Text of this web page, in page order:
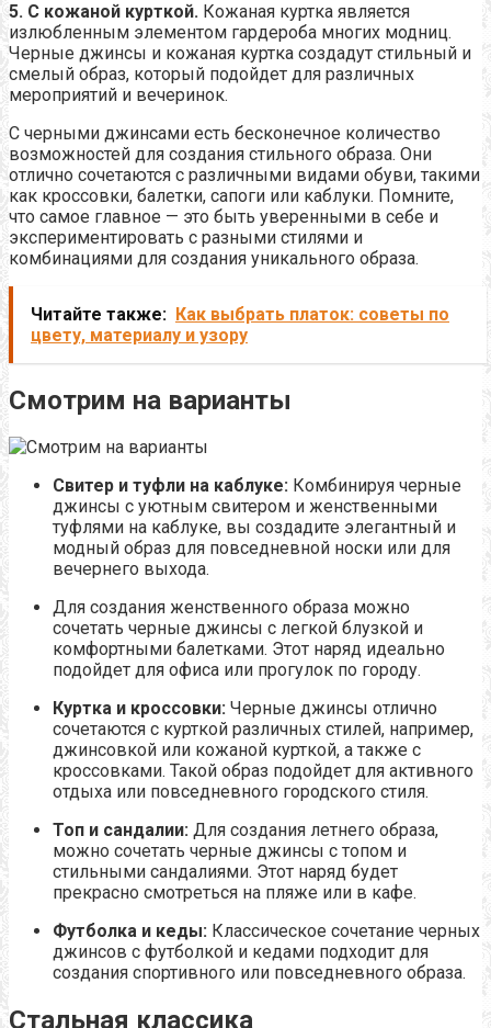
5. С кожаной курткой. Кожаная куртка является
излюбленным элементом гардероба многих модниц.
Черные джинсы и кожаная куртка создадут стильный и
смелый образ, который подойдет для различных
мероприятий и вечеринок.
С черными джинсами есть бесконечное количество
возможностей для создания стильного образа. Они
отлично сочетаются с различными видами обуви, такими
как кроссовки, балетки, сапоги или каблуки. Помните,
что самое главное — это быть уверенными в себе и
экспериментировать с разными стилями и
комбинациями для создания уникального образа.
Читайте также: Как выбрать платок: советы по
цвету, материалу и узору
Смотрим на варианты
Свитер и туфли на каблуке: Комбинируя черные
джинсы с уютным свитером и женственными
туфлями на каблуке, вы создадите элегантный и
модный образ для повседневной носки или для
вечернего выхода.
Для создания женственного образа можно
сочетать черные джинсы с легкой блузкой и
комфортными балетками. Этот наряд идеально
подойдет для офиса или прогулок по городу.
Куртка и кроссовки: Черные джинсы отлично
сочетаются с курткой различных стилей, например,
джинсовкой или кожаной курткой, а также с
кроссовками. Такой образ подойдет для активного
отдыха или повседневного городского стиля.
Топ и сандалии: Для создания летнего образа,
можно сочетать черные джинсы с топом и
стильными сандалиями. Этот наряд будет
прекрасно смотреться на пляже или в кафе.
Футболка и кеды: Классическое сочетание черных
джинсов с футболкой и кедами подходит для
создания спортивного или повседневного образа.
Стальная классика